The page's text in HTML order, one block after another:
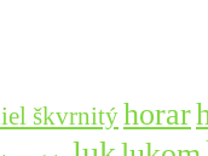
škvrnitýhorar